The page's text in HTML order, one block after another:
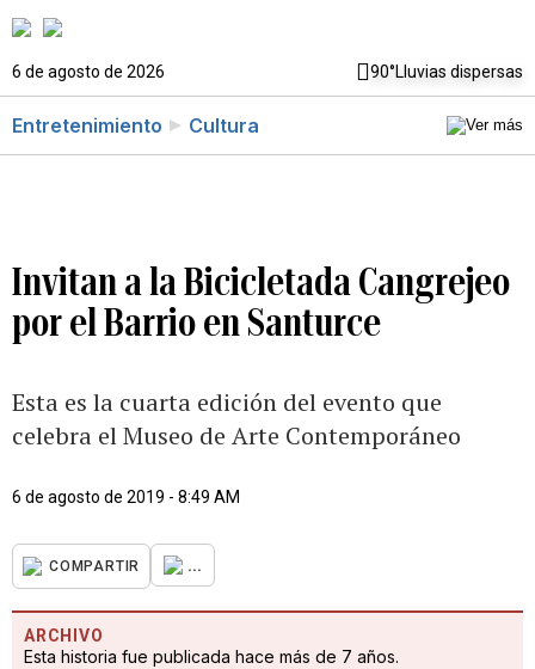
6 de agosto de 2026 90°Lluvias dispersas
Entretenimiento Cultura
Invitan a la Bicicletada Cangrejeo
por el Barrio en Santurce
Esta es la cuarta edición del evento que
celebra el Museo de Arte Contemporáneo
6 de agosto de 2019 - 8:49 AM
COMPARTIR ...
ARCHIVO
Esta historia fue publicada hace más de 7 años.